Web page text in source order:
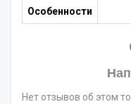
Особенности
Нет отзывов об этом